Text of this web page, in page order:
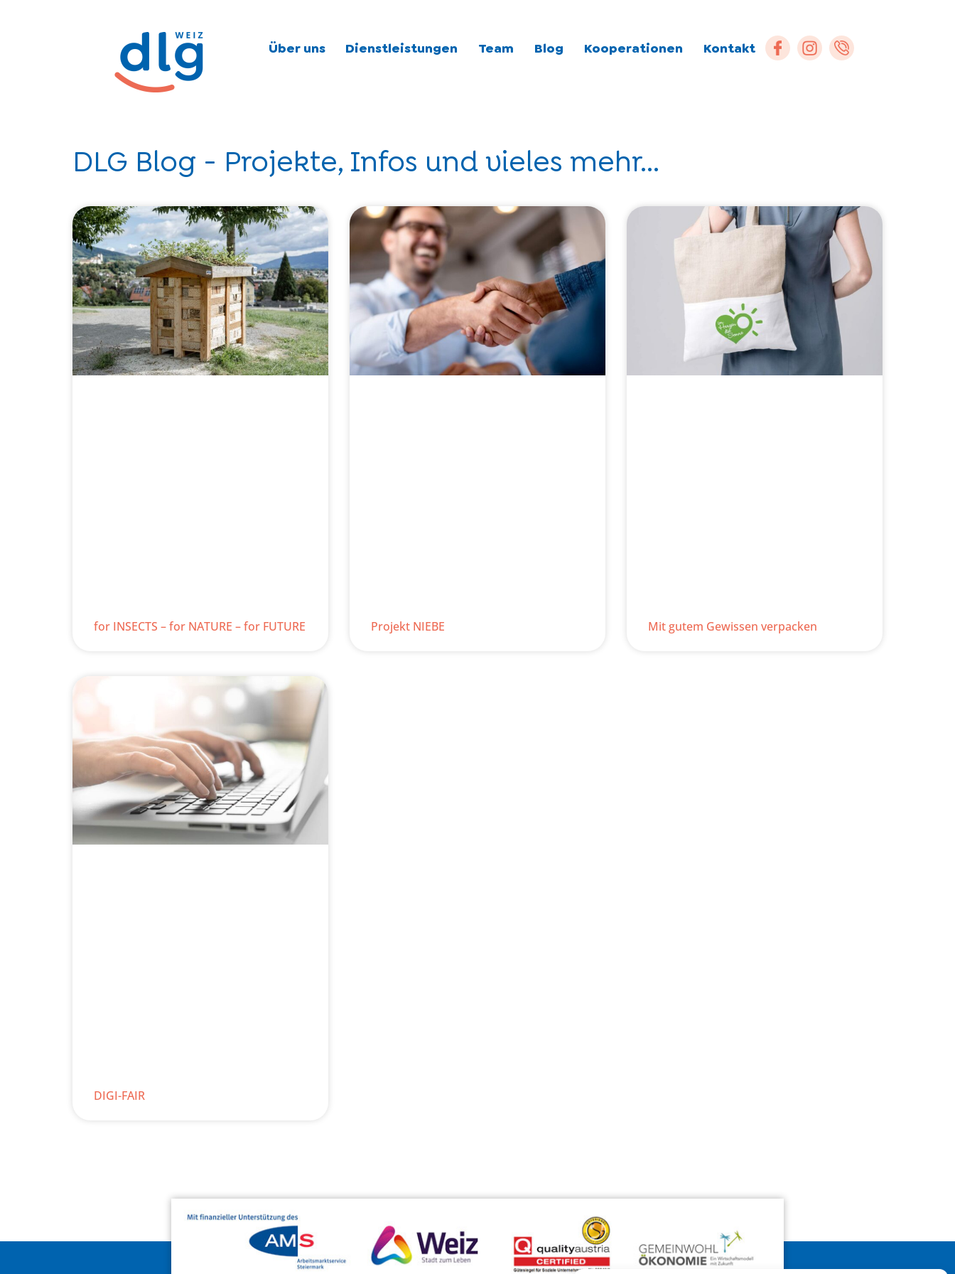
Über uns Dienstleistungen Team Blog Kooperationen Kontakt
DLG Blog - Projekte, Infos und vieles mehr...
for INSECTS – for NATURE – for FUTURE Projekt NIEBE Mit gutem Gewissen verpacken
DIGI-FAIR